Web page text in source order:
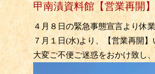
甲南漬資料館【営業再開
４月８日の緊急事態宣言より休
７月１日(水)より、【営業再開
大変ご不便ご迷惑をおかけ致し